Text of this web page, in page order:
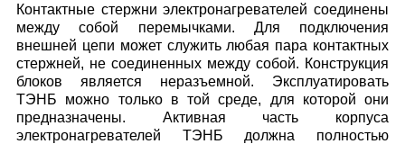
Контактные стержни электронагревателей соединены
между собой перемычками. Для подключения
внешней цепи может служить любая пара контактных
стержней, не соединенных между собой. Конструкция
блоков является неразъемной. Эксплуатировать
ТЭНБ можно только в той среде, для которой они
предназначены. Активная часть корпуса
электронагревателей ТЭНБ должна полностью